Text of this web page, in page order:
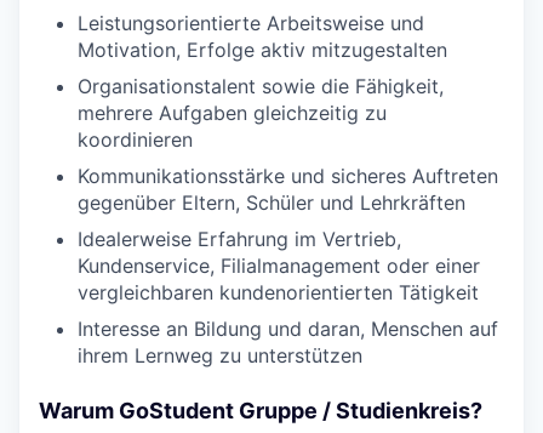
Leistungsorientierte Arbeitsweise und
Motivation, Erfolge aktiv mitzugestalten
Organisationstalent sowie die Fähigkeit,
mehrere Aufgaben gleichzeitig zu
koordinieren
Kommunikationsstärke und sicheres Auftreten
gegenüber Eltern, Schüler und Lehrkräften
Idealerweise Erfahrung im Vertrieb,
Kundenservice, Filialmanagement oder einer
vergleichbaren kundenorientierten Tätigkeit
Interesse an Bildung und daran, Menschen auf
ihrem Lernweg zu unterstützen
Warum GoStudent Gruppe / Studienkreis?